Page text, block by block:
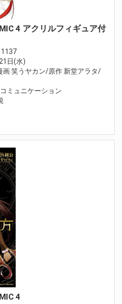
4 アクリルフィギュア付
日(水)
うヤカン/原作 新堂アラタ/
ュニケーション
4